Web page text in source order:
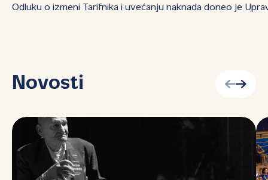
Odluku o izmeni Tarifnika i uvećanju naknada doneo je
Novosti